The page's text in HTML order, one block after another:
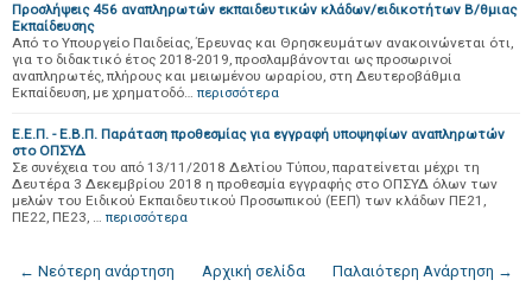
Προσλήψεις 456 αναπληρωτών εκπαιδευτικών κλάδων/ειδικοτήτων Β/θμιας
Εκπαίδευσης
Από το Υπουργείο Παιδείας, Έρευνας και Θρησκευμάτων ανακοινώνεται ότι,
για το διδακτικό έτος 2018-2019, προσλαμβάνονται ως προσωρινοί
αναπληρωτές, πλήρους και μειωμένου ωραρίου, στη Δευτεροβάθμια
Εκπαίδευση, με χρηματοδό… περισσότερα
Ε.Ε.Π. - Ε.Β.Π. Παράταση προθεσμίας για εγγραφή υποψηφίων αναπληρωτών
στο ΟΠΣΥΔ
Σε συνέχεια του από 13/11/2018 Δελτίου Τύπου, παρατείνεται μέχρι τη
Δευτέρα 3 Δεκεμβρίου 2018 η προθεσμία εγγραφής στο ΟΠΣΥΔ όλων των
μελών του Ειδικού Εκπαιδευτικού Προσωπικού (ΕΕΠ) των κλάδων ΠΕ21,
ΠΕ22, ΠΕ23, … περισσότερα
← Νεότερη ανάρτηση Παλαιότερη Ανάρτηση →
Αρχική σελίδα